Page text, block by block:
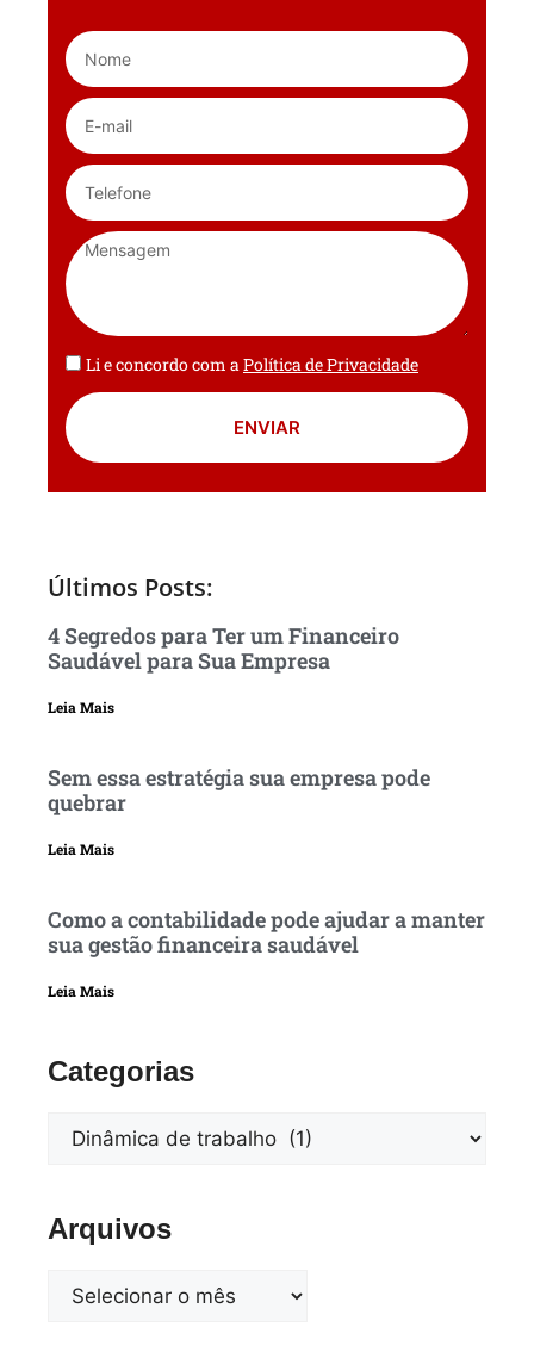
Li e concordo com aPolítica de Privacidade
ENVIAR
Últimos Posts:
4 Segredos para Ter um Financeiro
Saudável para Sua Empresa
Leia Mais
Sem essa estratégia sua empresa pode
quebrar
Leia Mais
Como a contabilidade pode ajudar a manter
sua gestão financeira saudável
Leia Mais
Categorias
Arquivos